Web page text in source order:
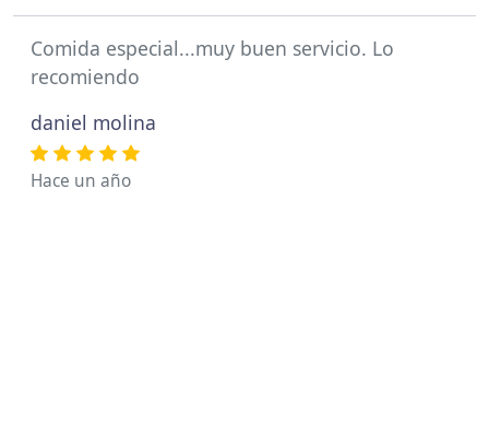
Comida especial...muy buen servicio. Lo
recomiendo
daniel molina
Hace un año